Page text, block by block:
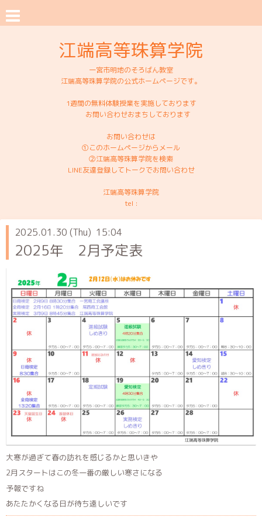
江端高等珠算学院
一宮市明地のそろばん教室
江端高等珠算学院の公式ホームページです。
1週間の無料体験授業を実施しております
お問い合わせおまちしております
お問い合わせは
①このホームページからメール
②江端高等珠算学院を検索
LINE友達登録してトークでお問い合わせ
江端高等珠算学院
tel :
2025.01.30 (Thu) 15:04
2025年 2月予定表
大寒が過ぎて春の訪れを感じるかと思いきや
2月スタートはこの冬一番の厳しい寒さになる
予報ですね
あたたかくなる日が待ち遠しいです